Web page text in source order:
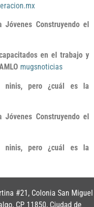
Jóvenes Construyendo el
en el trabajo y
mugsnoticias
ninis, pero ¿cuál es la
Jóvenes Construyendo el
ninis, pero ¿cuál es la
#21, Colonia San Miguel
CP 11850, Ciudad de